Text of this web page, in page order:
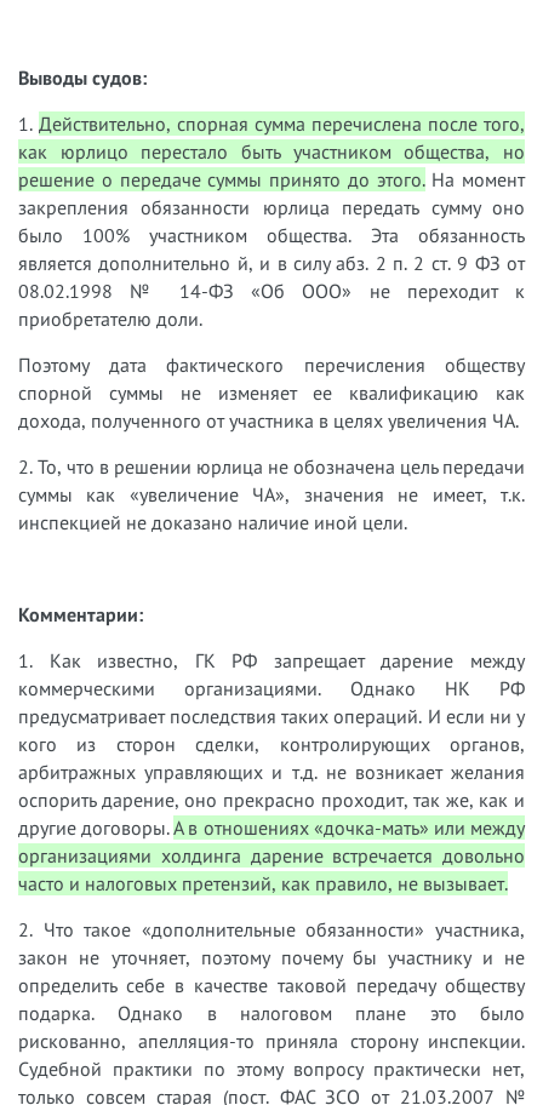
Выводы судов:
1. Действительно, спорная сумма перечислена после того,
как юрлицо перестало быть участником общества, но
решение о передаче суммы принято до этого.На момент
закрепления обязанности юрлица передать сумму оно
было 100% участником общества. Эта обязанность
является дополнительно й, и в силу абз. 2 п. 2 ст. 9 ФЗ от
08.02.1998 № 14-ФЗ «Об ООО» не переходит к
приобретателю доли.
Поэтому
дата фактического перечисления обществу
спорной суммы не изменяет ее квалификацию как
дохода, полученного от участника в целях увеличения ЧА.
2. То, что в решении юрлица не обозначена цель передачи
суммы как «увеличение ЧА», значения не имеет, т.к.
инспекцией не доказано наличие иной цели.
Комментарии:
1. Как известно, ГК РФ запрещает дарение между
коммерческими организациями. Однако НК РФ
предусматривает последствия таких операций. И если ни у
кого из сторон сделки, контролирующих органов,
арбитражных управляющих и т.д. не возникает желания
оспорить дарение, оно прекрасно проходит, так же, как и
другие договоры.А в отношениях «дочка-мать» или между
организациями холдинга дарение встречается довольно
часто и налоговых претензий, как правило, не вызывает.
2. Что такое «дополнительные обязанности» участника,
закон не уточняет, поэтому почему бы участнику и не
определить себе в качестве таковой передачу обществу
подарка. Однако в налоговом плане это было
рискованно, апелляция-то приняла сторону инспекции.
Судебной практики по этому вопросу практически нет,
только совсем старая (пост. ФАС ЗСО от 21.03.2007 №